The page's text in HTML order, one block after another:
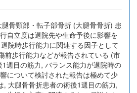
腿骨頸部・転子部骨折 (大腿骨骨折) 患
自立度は退院先や生命予後に影響を
院時歩行能力に関連する因子として
前歩行能力などが報告されている (市
週目の筋力, バランス能力が退院時の
について検討された報告は極めて少
, 大腿骨骨折患者の術後1週目の筋力,